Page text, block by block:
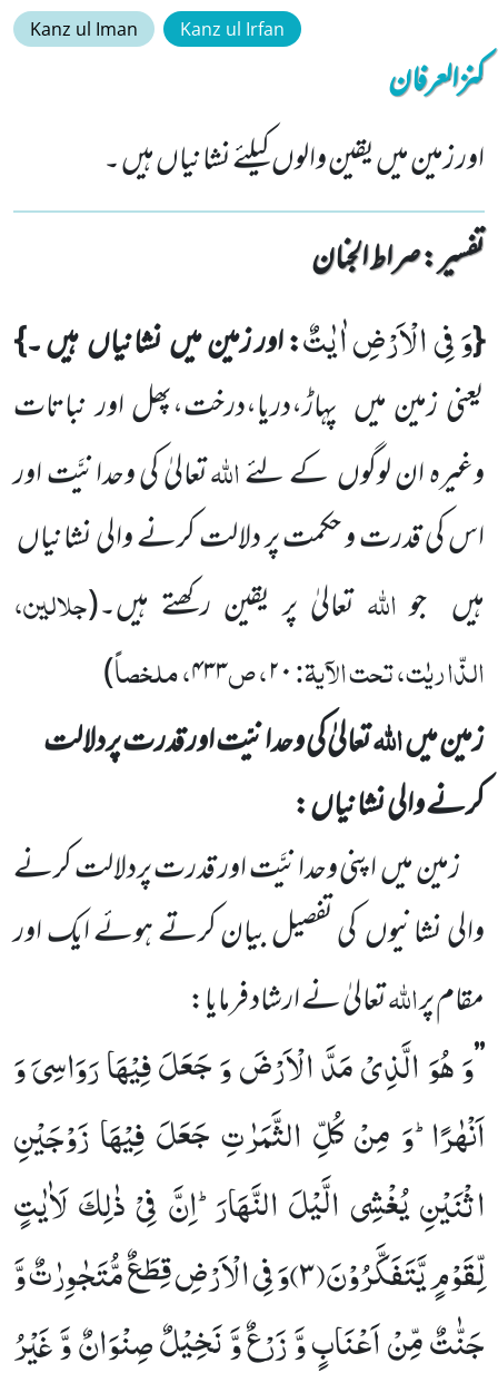
Kanz ul Iman Kanz ul Irfan
کنزالعرفان
اور زمین میں یقین والوں کیلئے نشانیاں ہیں ۔
تفسیر : ‎صراط الجنان
{وَ فِی الْاَرْضِ اٰیٰتٌ: اور زمین میںنشانیاںہیں ۔}
یعنی زمین میں پہاڑ،دریا،درخت،پھل اور نباتات
وغیرہ ان لوگوںکے لئےاللہتعالیٰ کی وحدانیَّت اور
اس کی قدرت و حکمت پر دلالت کرنے والی نشانیاں
ہیں جو اللہ تعالیٰ پر یقین رکھتے ہیں۔(جلالین،
الذّاریٰت، تحت الآیۃ:۲۰، ص۴۳۳، ملخصاً)
زمین میںاللہتعالیٰ کی وحدانیّت اور قدرت پردلالت
کرنے والی نشانیاں :
زمین میںاپنی وحدانیَّت اور قدرت پردلالت کرنے
والی نشانیوںکی تفصیل بیان کرتے ہوئے ایک اور
مقام پراللہتعالیٰ نے ارشاد فرمایا:
’’وَ هُوَ الَّذِیْ مَدَّ الْاَرْضَ وَ جَعَلَ فِیْهَا رَوَاسِیَ وَ
اَنْهٰرًاؕ-وَ مِنْ كُلِّ الثَّمَرٰتِ جَعَلَ فِیْهَا زَوْجَیْنِ
اثْنَیْنِ یُغْشِی الَّیْلَ النَّهَارَؕ-اِنَّ فِیْ ذٰلِكَ لَاٰیٰتٍ
لِّقَوْمٍ یَّتَفَكَّرُوْنَ(۳)وَ فِی الْاَرْضِ قِطَعٌ مُّتَجٰوِرٰتٌ وَّ
جَنّٰتٌ مِّنْ اَعْنَابٍ وَّ زَرْعٌ وَّ نَخِیْلٌ صِنْوَانٌ وَّ غَیْرُ